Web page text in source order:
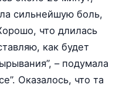
сильнейшую боль,
что длилась
как будет
– подумала
Оказалось, что та